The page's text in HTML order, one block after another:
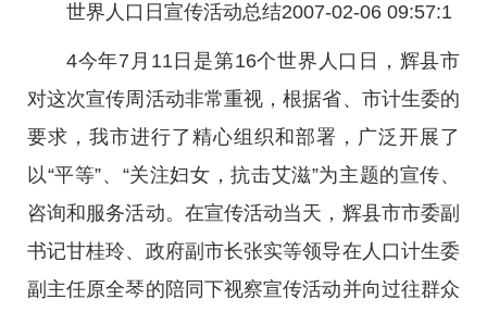
世界人口日宣传活动总结2007-02-06 09:57:1
4今年7月11日是第16个世界人口日，辉县市
对这次宣传周活动非常重视，根据省、市计生委的
要求，我市进行了精心组织和部署，广泛开展了
以“平等”、“关注妇女，抗击艾滋”为主题的宣传、
咨询和服务活动。在宣传活动当天，辉县市市委副
书记甘桂玲、政府副市长张实等领导在人口计生委
副主任原全琴的陪同下视察宣传活动并向过往群众